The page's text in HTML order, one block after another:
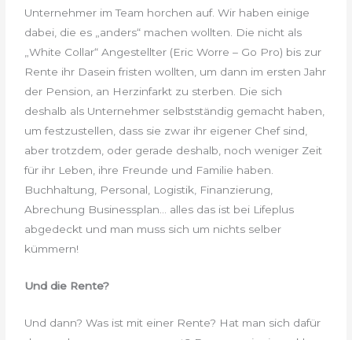
Unternehmer im Team horchen auf. Wir haben einige
dabei, die es „anders“ machen wollten. Die nicht als
„White Collar“ Angestellter (Eric Worre – Go Pro) bis zur
Rente ihr Dasein fristen wollten, um dann im ersten Jahr
der Pension, an Herzinfarkt zu sterben. Die sich
deshalb als Unternehmer selbstständig gemacht haben,
um festzustellen, dass sie zwar ihr eigener Chef sind,
aber trotzdem, oder gerade deshalb, noch weniger Zeit
für ihr Leben, ihre Freunde und Familie haben.
Buchhaltung, Personal, Logistik, Finanzierung,
Abrechung Businessplan… alles das ist bei Lifeplus
abgedeckt und man muss sich um nichts selber
kümmern!
Und die Rente?
Und dann? Was ist mit einer Rente? Hat man sich dafür